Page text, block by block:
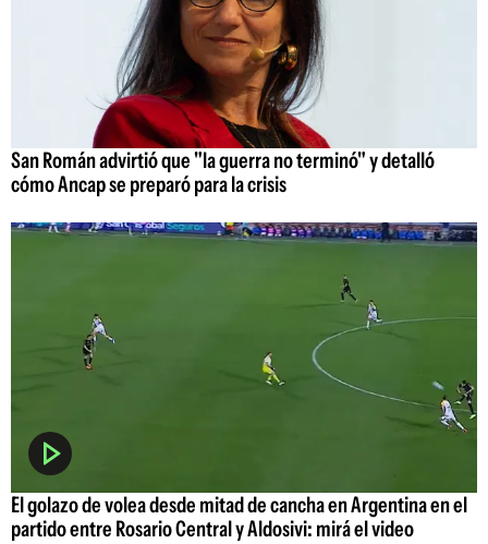
San Román advirtió que "la guerra no terminó" y detalló
cómo Ancap se preparó para la crisis
El golazo de volea desde mitad de cancha en Argentina en el
partido entre Rosario Central y Aldosivi: mirá el video